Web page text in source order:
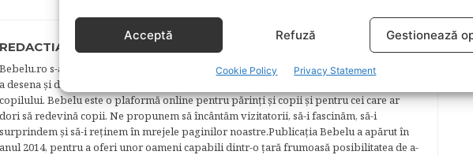
Acceptă Refuză Gestionează
Cookie Policy Privacy Statement
REDACTIA BEBELU
Bebelu.ro s-a născut din plăcerea autorilor ei de a scrie, din plăcerea graficienilor ei de
a desena şi de a realiza cel mai complex proiect în segmentul de creştere şi îngrijire a
copilului. Bebelu este o plaformă online pentru părinţi şi copii şi pentru cei care ar
dori să redevină copii. Ne propunem să încântăm vizitatorii, să-i fascinăm, să-i
surprindem şi să-i reţinem în mrejele paginilor noastre.​ Publicația Bebelu a apărut în
anul 2014, pentru a oferi unor oameni capabili dintr-o ţară frumoasă posibilitatea de a-